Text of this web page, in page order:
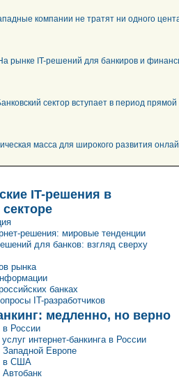
компании не тратят ни одного
рынке IT-решений для банкиров и
сектор вступает в период
масса для широкого развития
IT-решения в
решения: мировые тенденции
для банков: взгляд сверху
рынка
банках
IT-разработчиков
медленно, но верно
в России
услуг интернет-банкинга в России
Западной Европе
в США